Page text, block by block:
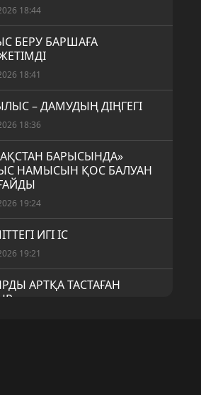
18:44
БЕРУ БАРШАҒА
18:41
– ДАМУДЫҢ ДІҢГЕГІ
18:36
БАРЫСЫНДА»
НАМЫСЫН ҚОС БАЛУАН
19:24
ИГІ ІС
19:21
АРТҚА ТАСТАҒАН
АМАНАТЫ»: МЕМЛЕКЕТТІК
НАҚТЫ НӘТИЖЕСІ